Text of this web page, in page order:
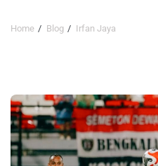
Home Blog Irfan Jaya